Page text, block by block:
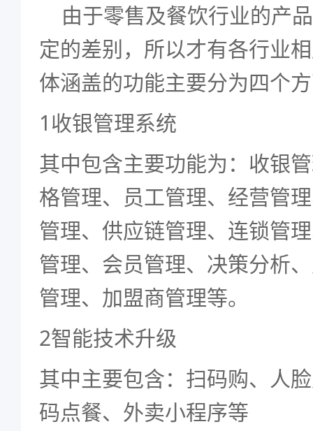
由于零售及餐饮行业的产
定的差别，所以才有各行业
体涵盖的功能主要分为四个
1收银管理系统
其中包含主要功能为：收银
格管理、员工管理、经营管
管理、供应链管理、连锁管
管理、会员管理、决策分析
管理、加盟商管理等。
2智能技术升级
其中主要包含：扫码购、人
码点餐、外卖小程序等